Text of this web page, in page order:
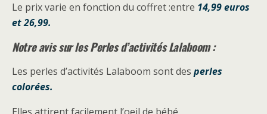
Le prix varie en fonction du coffret :entre 14,99 euros
et 26,99.
Notre avis sur les Perles d’activités Lalaboom :
Les perles d’activités Lalaboom sont des perles
colorées.